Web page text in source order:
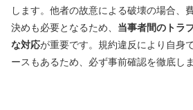
します。他者の故意による破壊の場合、
決めも必要となるため、 当事者間のトラ
な対応が重要です。規約違反により自身
ースもあるため、必ず事前確認を徹底し